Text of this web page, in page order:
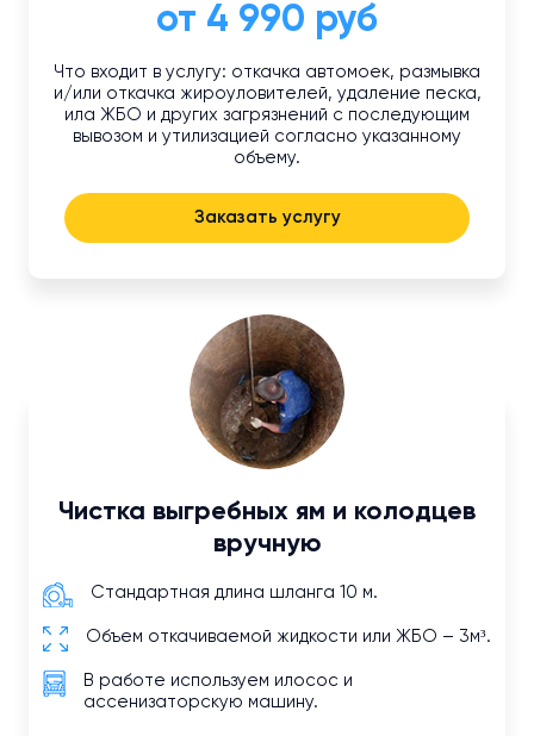
от 4 990 руб
Что входит в услугу: откачка автомоек, размывка
и/или откачка жироуловителей, удаление песка,
ила ЖБО и других загрязнений с последующим
вывозом и утилизацией согласно указанному
объему.
Заказать услугу
Чистка выгребных ям и колодцев
вручную
Стандартная длина шланга 10 м.
Объем откачиваемой жидкости или ЖБО – 3м³.
В работе используем илосос и
ассенизаторскую машину.